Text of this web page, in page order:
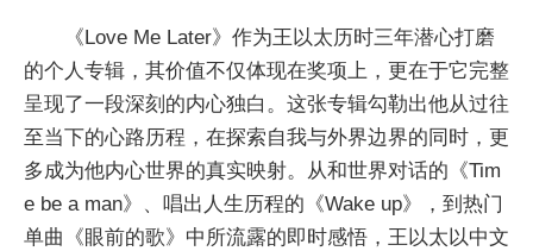
《Love Me Later》作为王以太历时三年潜心打磨
的个人专辑，其价值不仅体现在奖项上，更在于它完整
呈现了一段深刻的内心独白。这张专辑勾勒出他从过往
至当下的心路历程，在探索自我与外界边界的同时，更
多成为他内心世界的真实映射。从和世界对话的《Tim
e be a man》、唱出人生历程的《Wake up》，到热门
单曲《眼前的歌》中所流露的即时感悟，王以太以中文